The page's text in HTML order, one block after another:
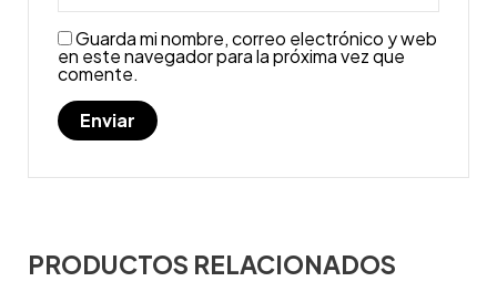
Guarda mi nombre, correo electrónico y web
en este navegador para la próxima vez que
comente.
PRODUCTOS RELACIONADOS